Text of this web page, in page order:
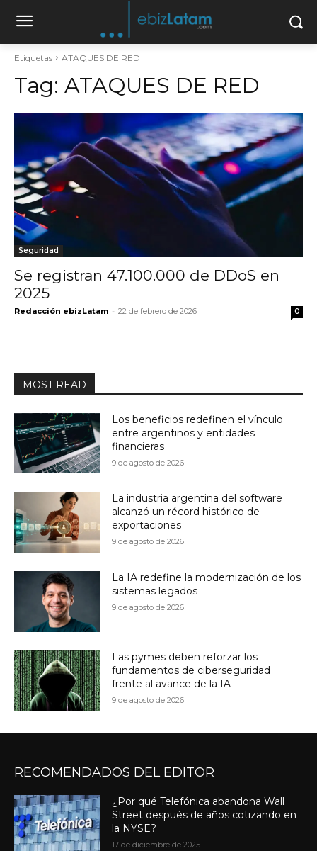
Etiquetas ATAQUES DE RED
Tag: ATAQUES DE RED
Seguridad
Se registran 47.100.000 de DDoS en
2025
Redacción ebizLatam - 22 de febrero de 2026 0
MOST READ
Los beneficios redefinen el vínculo
entre argentinos y entidades
financieras
9 de agosto de 2026
La industria argentina del software
alcanzó un récord histórico de
exportaciones
9 de agosto de 2026
La IA redefine la modernización de los
sistemas legados
9 de agosto de 2026
Las pymes deben reforzar los
fundamentos de ciberseguridad
frente al avance de la IA
9 de agosto de 2026
RECOMENDADOS DEL EDITOR
¿Por qué Telefónica abandona Wall
Street después de años cotizando en
la NYSE?
17 de diciembre de 2025